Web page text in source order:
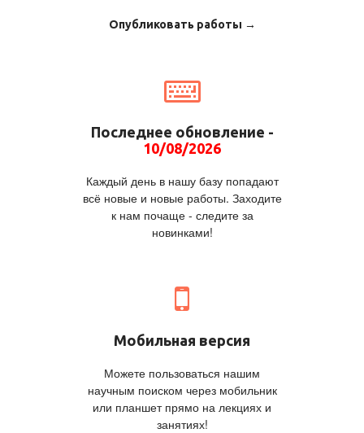
Опубликовать работы →
Последнее обновление -
10/08/2026
Каждый день в нашу базу попадают
всё новые и новые работы. Заходите
к нам почаще - следите за
новинками!
Мобильная версия
Можете пользоваться нашим
научным поиском через мобильник
или планшет прямо на лекциях и
занятиях!